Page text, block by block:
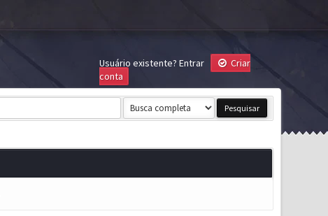
Usuário existente? Entrar
Criar
conta